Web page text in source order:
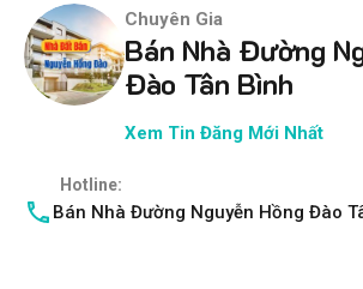
Chuyên Gia
Bán Nhà Đường
Đào Tân Bình
Xem Tin Đăng Mới Nhất
Hotline:
Bán Nhà Đường Nguyễn Hồng Đào